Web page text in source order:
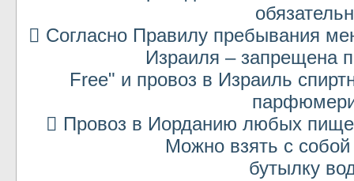
 Согласно Правилу пребывания
Израиля – запрещена
Free" и провоз в Израиль
 Провоз в Иорданию любых
Можно взять с собой
бутылку